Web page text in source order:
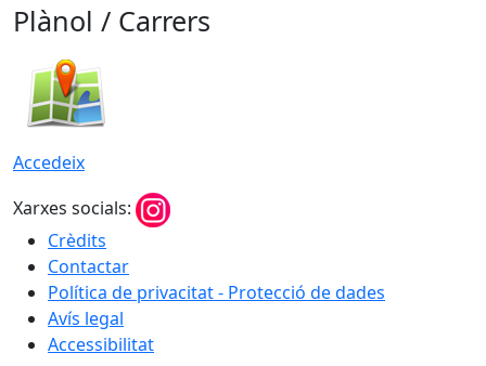
Plànol / Carrers
Accedeix
Xarxes socials:
Crèdits
Contactar
Política de privacitat - Protecció de dades
Avís legal
Accessibilitat